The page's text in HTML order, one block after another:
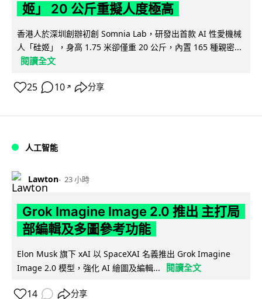
姬」 20 公斤重擬人度極高
香港人於深圳創辦初創 Somnia Lab，研發出首款 AI 性愛機械
人「硅姬」，身高 1.75 米卻僅重 20 公斤，內置 165 種親密...
閱讀全文
25 10 ↗ 分享
人工智能
Lawton 23 小時
Grok Imagine Image 2.0 推出 主打局
部編輯及多圖參考功能
Elon Musk 旗下 xAI 以 SpaceXAI 名義推出 Grok Imagine
Image 2.0 模型，強化 AI 繪圖及編輯...
閱讀全文
14 分享